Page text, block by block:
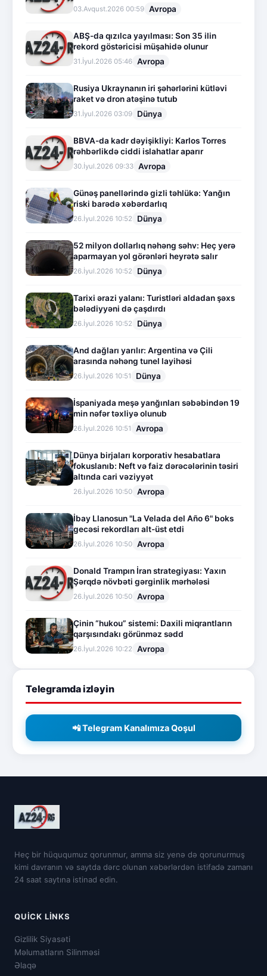
03.Avqust.2026 00:59 Avropa
ABŞ-da qızılca yayılması: Son 35 ilin
rekord göstəricisi müşahidə olunur
31.İyul.2026 05:46 Avropa
Rusiya Ukraynanın iri şəhərlərini kütləvi
raket və dron atəşinə tutub
31.İyul.2026 03:09 Dünya
BBVA-da kadr dəyişikliyi: Karlos Torres
rəhbərlikdə ciddi islahatlar aparır
30.İyul.2026 09:33 Avropa
Günəş panellərində gizli təhlükə: Yanğın
riski barədə xəbərdarlıq
26.İyul.2026 10:52 Dünya
52 milyon dollarlıq nəhəng səhv: Heç yerə
aparmayan yol görənləri heyrətə salır
26.İyul.2026 10:52 Dünya
Tarixi ərazi yalanı: Turistləri aldadan şəxs
bələdiyyəni də çaşdırdı
26.İyul.2026 10:52 Dünya
And dağları yarılır: Argentina və Çili
arasında nəhəng tunel layihəsi
26.İyul.2026 10:51 Dünya
İspaniyada meşə yanğınları səbəbindən 19
min nəfər təxliyə olunub
26.İyul.2026 10:51 Avropa
Dünya birjaları korporativ hesabatlara
fokuslanıb: Neft və faiz dərəcələrinin təsiri
altında cari vəziyyət
26.İyul.2026 10:50 Avropa
İbay Llanosun "La Velada del Año 6" boks
gecəsi rekordları alt-üst etdi
26.İyul.2026 10:50 Avropa
Donald Trampın İran strategiyası: Yaxın
Şərqdə növbəti gərginlik mərhələsi
26.İyul.2026 10:50 Avropa
Çinin “hukou” sistemi: Daxili miqrantların
qarşısındakı görünməz sədd
26.İyul.2026 10:22 Avropa
Telegramda izləyin
📲 Telegram Kanalımıza Qoşul
Heç bir hüququmuz qorunmur, amma siz yenə də qorunurmuş
kimi davranın və saytda dərc olunan xəbərlərdən istifadə zamanı
24 saat saytına istinad edin.
QUICK LINKS
Gizlilik Siyasəti
Məlumatların Silinməsi
Əlaqə